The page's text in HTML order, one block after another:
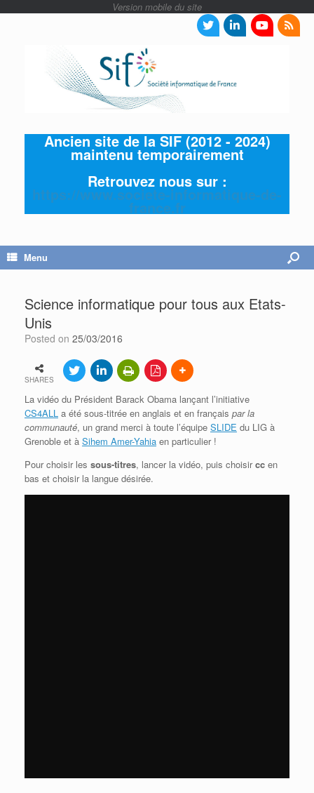
Ancien site de la SIF (2012 - 2024)
maintenu temporairement
Retrouvez nous sur :
https://www.societe-informatique-de-
france.fr
Menu
Science informatique pour tous aux Etats-
Unis
Posted on 25/03/2016
SHARES
La vidéo du Président Barack Obama lançant l’initiative
CS4ALL a été sous-titrée en anglais et en français par la
communauté, un grand merci à toute l’équipe SLIDE du LIG à
Grenoble et à Sihem Amer-Yahia en particulier !
Pour choisir les sous-titres, lancer la vidéo, puis choisircc en
bas et choisir la langue désirée.